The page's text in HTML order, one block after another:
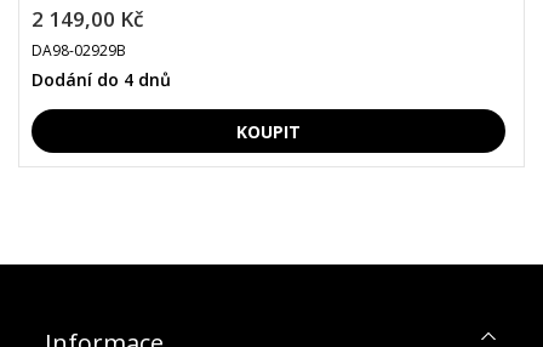
2 149,00 Kč
DA98-02929B
Dodání do 4 dnů